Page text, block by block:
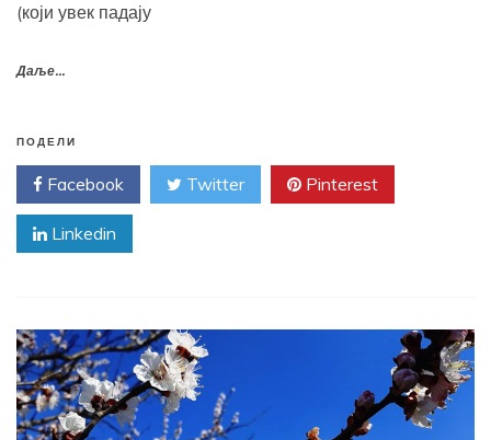
(који увек падају
Даље...
ПОДЕЛИ
Facebook Twitter Pinterest
Linkedin